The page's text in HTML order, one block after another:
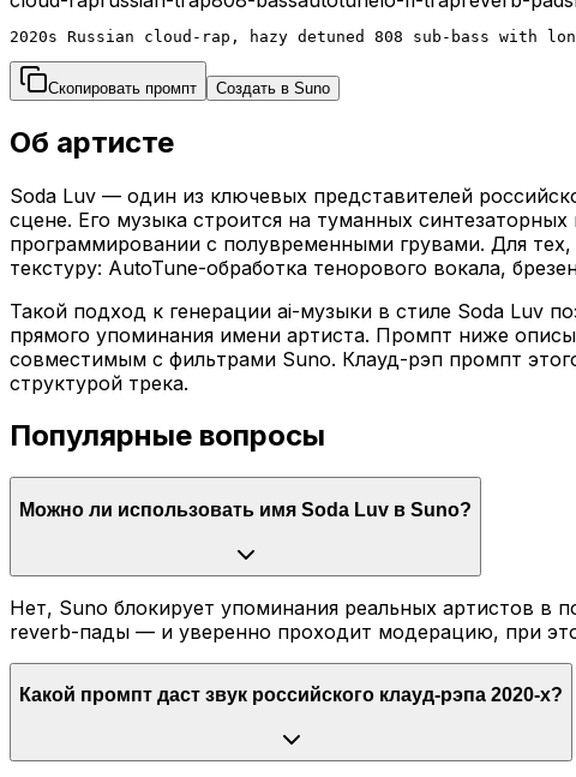
2020s Russian cloud-rap, hazy detuned 808 sub-bass
Скопировать промпт Создать в Suno
Об артисте
Soda Luv — один из ключевых представителей
сцене. Его музыка строится на туманных
программировании с полувременными грувами. Для
текстуру: AutoTune-обработка тенорового вокала,
Такой подход к генерации ai-музыки в стиле Soda Luv
прямого упоминания имени артиста. Промпт ниже
совместимым с фильтрами Suno. Клауд-рэп промпт
структурой трека.
Популярные вопросы
Можно ли использовать имя Soda Luv в Suno?
Нет, Suno блокирует упоминания реальных артистов в
reverb-пады — и уверенно проходит модерацию, при
Какой промпт даст звук российского клауд-рэпа 2020-х?